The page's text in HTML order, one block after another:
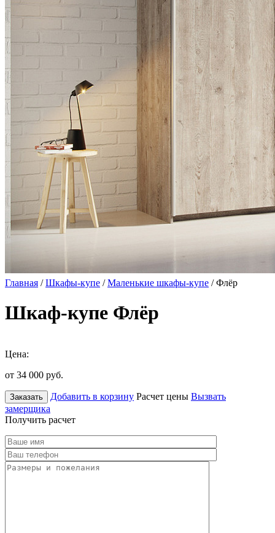
Главная /Шкафы-купе /Маленькие шкафы-купе / Флёр
Шкаф-купе Флёр
Цена:
от 34 000 руб.
Заказать Добавить в корзину Расчет цены Вызвать
замерщика
Получить расчет